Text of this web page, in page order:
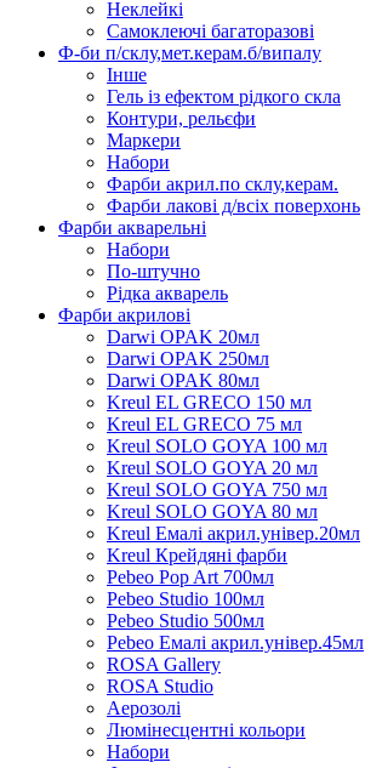
Неклейкі
Самоклеючі багаторазові
Ф-би п/склу,мет.керам.б/випалу
Інше
Гель із ефектом рідкого скла
Контури, рельєфи
Маркери
Набори
Фарби акрил.по склу,керам.
Фарби лакові д/всіх поверхонь
Фарби акварельні
Набори
По-штучно
Рідка акварель
Фарби акрилові
Darwi OPAK 20мл
Darwi OPAK 250мл
Darwi OPAK 80мл
Kreul EL GRECO 150 мл
Kreul EL GRECO 75 мл
Kreul SOLO GOYA 100 мл
Kreul SOLO GOYA 20 мл
Kreul SOLO GOYA 750 мл
Kreul SOLO GOYA 80 мл
Kreul Емалі акрил.універ.20мл
Kreul Крейдяні фарби
Pebeo Pop Art 700мл
Pebeo Studio 100мл
Pebeo Studio 500мл
Pebeo Емалі акрил.універ.45мл
ROSA Gallery
ROSA Studio
Аерозолі
Люмінесцентні кольори
Набори